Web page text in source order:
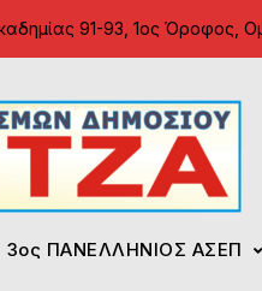
91-93, 1ος Όροφος,
3ος ΠΑΝΕΛΛΗΝΙΟΣ ΑΣΕΠ